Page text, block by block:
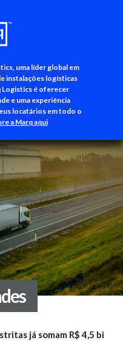
uma líder global em
instalações logísticas
Logistics é oferecer
e uma experiência
locatários em todo o
a Marq aqui
+55 (11) 3500-3700
já somam R$ 4,5 bi